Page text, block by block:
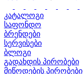
კატალოგი
საფონდო
ბრენდები
სერვისები
ბლოგი
გადახდის პირობები
მიწოდების პირობები